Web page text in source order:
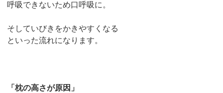
呼吸できないため口呼吸に。
そしていびきをかきやすくなる
といった流れになります。
「枕の高さが原因」